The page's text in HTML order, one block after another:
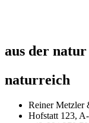
aus der natur
naturreich
Reiner Metzler
Hofstatt 123,